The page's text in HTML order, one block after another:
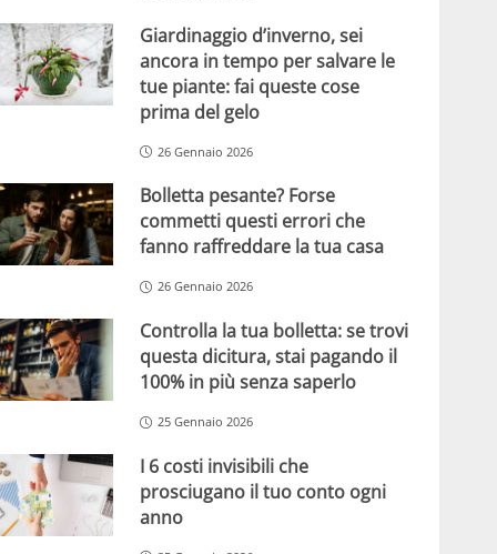
Giardinaggio d’inverno, sei
ancora in tempo per salvare le
tue piante: fai queste cose
prima del gelo
26 Gennaio 2026
Bolletta pesante? Forse
commetti questi errori che
fanno raffreddare la tua casa
26 Gennaio 2026
Controlla la tua bolletta: se trovi
questa dicitura, stai pagando il
100% in più senza saperlo
25 Gennaio 2026
I 6 costi invisibili che
prosciugano il tuo conto ogni
anno